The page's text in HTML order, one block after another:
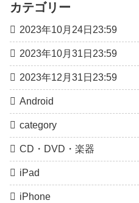
カテゴリー
2023年10月24日23:59
2023年10月31日23:59
2023年12月31日23:59
Android
category
CD・DVD・楽器
iPad
iPhone